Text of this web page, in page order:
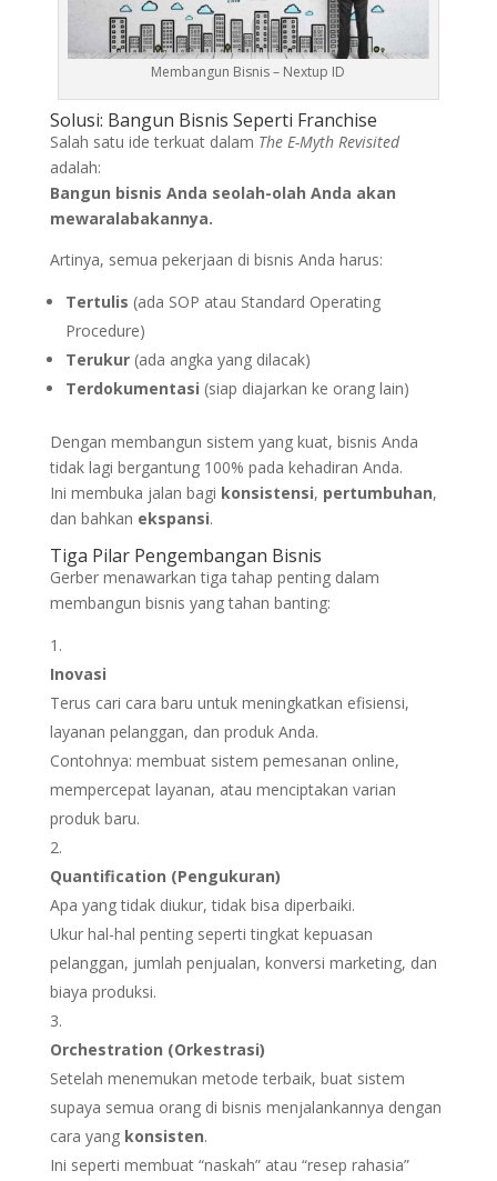
Membangun Bisnis – Nextup ID
Solusi: Bangun Bisnis Seperti Franchise
Salah satu ide terkuat dalam The E-Myth Revisited
adalah:
Bangun bisnis Anda seolah-olah Anda akan
mewaralabakannya.
Artinya, semua pekerjaan di bisnis Anda harus:
Tertulis (ada SOP atau Standard Operating
Procedure)
Terukur(ada angka yang dilacak)
Terdokumentasi (siap diajarkan ke orang lain)
Dengan membangun sistem yang kuat, bisnis Anda
tidak lagi bergantung 100% pada kehadiran Anda.
Ini membuka jalan bagi konsistensi, pertumbuhan,
dan bahkan ekspansi.
Tiga Pilar Pengembangan Bisnis
Gerber menawarkan tiga tahap penting dalam
membangun bisnis yang tahan banting:
Inovasi
Terus cari cara baru untuk meningkatkan efisiensi,
layanan pelanggan, dan produk Anda.
Contohnya: membuat sistem pemesanan online,
mempercepat layanan, atau menciptakan varian
produk baru.
Quantification (Pengukuran)
Apa yang tidak diukur, tidak bisa diperbaiki.
Ukur hal-hal penting seperti tingkat kepuasan
pelanggan, jumlah penjualan, konversi marketing, dan
biaya produksi.
Orchestration (Orkestrasi)
Setelah menemukan metode terbaik, buat sistem
supaya semua orang di bisnis menjalankannya dengan
cara yang konsisten.
Ini seperti membuat “naskah” atau “resep rahasia”